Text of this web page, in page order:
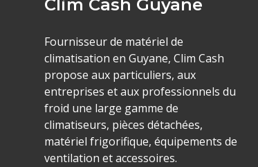
Clim Cash Guyane
Fournisseur de matériel de
climatisation en Guyane, Clim Cash
propose aux particuliers, aux
entreprises et aux professionnels du
froid une large gamme de
climatiseurs, pièces détachées,
matériel frigorifique, équipements de
ventilation et accessoires.